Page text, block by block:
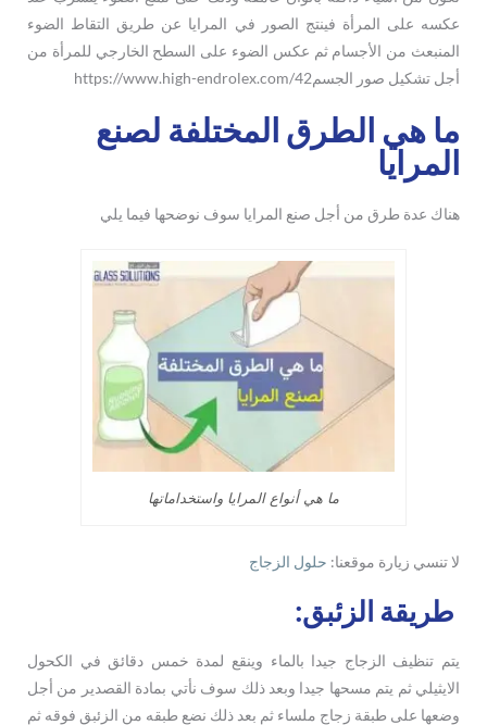
عكسه على المرأة فينتج الصور في المرايا عن طريق التقاط الضوء
المنبعث من الأجسام ثم عكس الضوء على السطح الخارجي للمرأة من
أجل تشكيل صور الجسمhttps://www.high-endrolex.com/42
ما هي الطرق المختلفة لصنع
المرايا
هناك عدة طرق من أجل صنع المرايا سوف نوضحها فيما يلي
ما هي أنواع المرايا واستخداماتها
لا تنسي زيارة موقعنا: حلول الزجاج
طريقة الزئبق:
يتم تنظيف الزجاج جيدا بالماء وينقع لمدة خمس دقائق في الكحول
الايثيلي ثم يتم مسحها جيدا وبعد ذلك سوف نأتي بمادة القصدير من أجل
وضعها على طبقة زجاج ملساء ثم بعد ذلك نضع طبقه من الزئبق فوقه ثم